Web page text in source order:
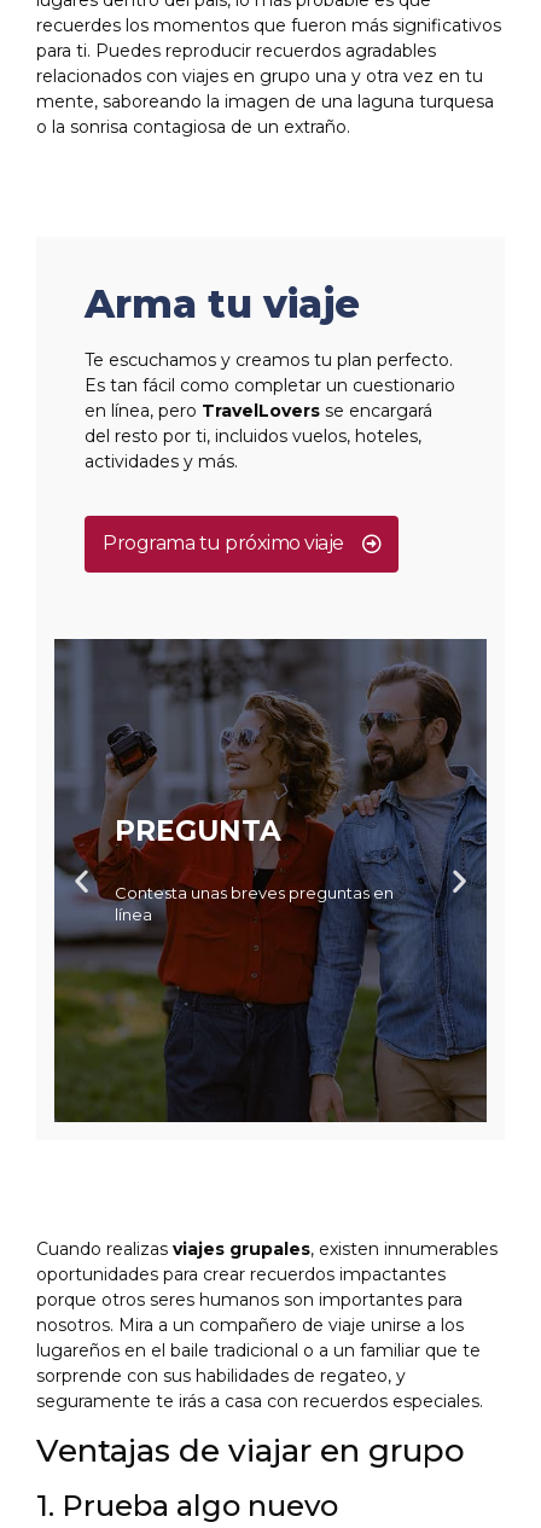
recuerdes los momentos que fueron más significativos
para ti. Puedes reproducir recuerdos agradables
relacionados con viajes en grupo una y otra vez en tu
mente, saboreando la imagen de una laguna turquesa
o la sonrisa contagiosa de un extraño.
Arma tu viaje
Te escuchamos y creamos tu plan perfecto.
Es tan fácil como completar un cuestionario
en línea, pero TravelLovers se encargará
del resto por ti, incluidos vuelos, hoteles,
actividades y más.
Programa tu próximo viaje
PREGUNTA
Contesta unas breves preguntas en
línea
Cuando realizas viajes grupales, existen innumerables
oportunidades para crear recuerdos impactantes
porque otros seres humanos son importantes para
nosotros. Mira a un compañero de viaje unirse a los
lugareños en el baile tradicional o a un familiar que te
sorprende con sus habilidades de regateo, y
seguramente te irás a casa con recuerdos especiales.
Ventajas de viajar en grupo
1. Prueba algo nuevo